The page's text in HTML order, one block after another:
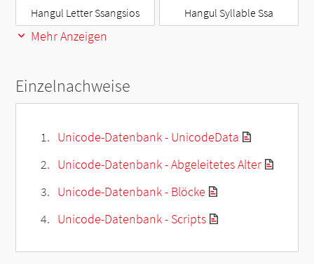
Hangul Letter Ssangsios Hangul Syllable Ssa
Mehr Anzeigen
Einzelnachweise
Unicode-Datenbank - UnicodeData
Unicode-Datenbank - Abgeleitetes Alter
Unicode-Datenbank - Blöcke
Unicode-Datenbank - Scripts